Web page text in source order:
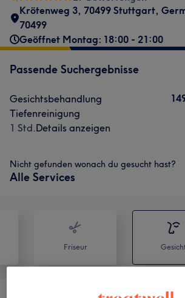
Krötenweg 3, 70499 Stuttgart,
70499
Geöffnet Montag: 18:00 - 21:00
Passende Suchergebnisse
Gesichtsbehandlung
Tiefenreinigung
1 Std.Details anzeigen
Nicht gefunden wonach du gesucht hast?
Alle Services
Friseur